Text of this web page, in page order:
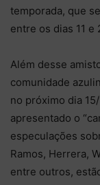
temporada, que
entre os dias 11 e
Além desse
comunidade
no próximo dia
apresentado o
especulações
Ramos, Herrera,
entre outros,